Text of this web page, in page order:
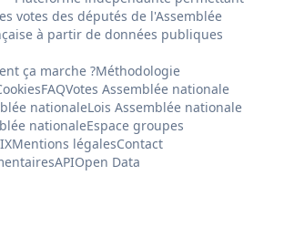
votes des députés de l'Assemblée
à partir de données publiques
ça marche ?Méthodologie
FAQVotes Assemblée nationale
nationaleLois Assemblée nationale
nationaleEspace groupes
Mentions légalesContact
APIOpen Data